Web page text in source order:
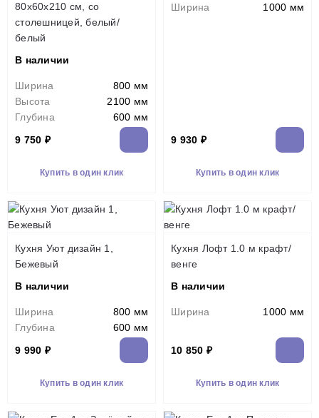
80х60х210 см, со
столешницей, белый/
белый
В наличии
Ширина
800 мм
Высота
2100 мм
Глубина
600 мм
9 750 ₽
Купить в один клик
Ширина 1000 мм
9 930 ₽
Купить в один клик
Кухня Уют дизайн 1,
Бежевый
В наличии
Ширина
800 мм
Глубина
600 мм
9 990 ₽
Купить в один клик
Кухня Лофт 1.0 м крафт/
венге
В наличии
Ширина 1000 мм
10 850 ₽
Купить в один клик